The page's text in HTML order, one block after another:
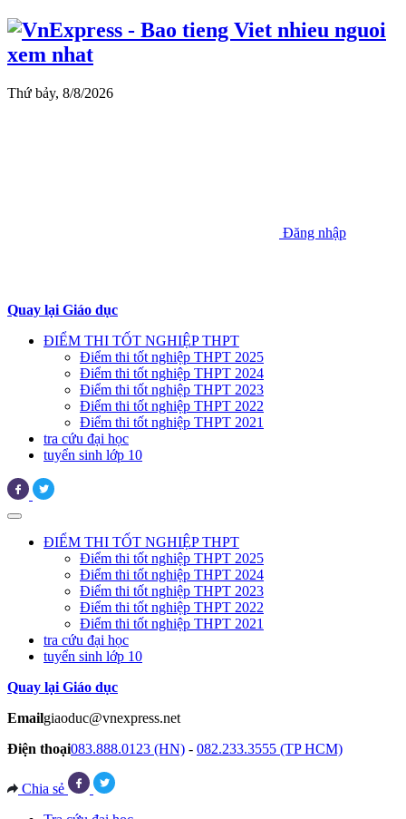
Thứ bảy, 8/8/2026
Đăng nhập
Quay lại Giáo dục
ĐIỂM THI TỐT NGHIỆP THPT
Điểm thi tốt nghiệp THPT 2025
Điểm thi tốt nghiệp THPT 2024
Điểm thi tốt nghiệp THPT 2023
Điểm thi tốt nghiệp THPT 2022
Điểm thi tốt nghiệp THPT 2021
tra cứu đại học
tuyển sinh lớp 10
ĐIỂM THI TỐT NGHIỆP THPT
Điểm thi tốt nghiệp THPT 2025
Điểm thi tốt nghiệp THPT 2024
Điểm thi tốt nghiệp THPT 2023
Điểm thi tốt nghiệp THPT 2022
Điểm thi tốt nghiệp THPT 2021
tra cứu đại học
tuyển sinh lớp 10
Quay lại Giáo dục
Emailgiaoduc@vnexpress.net
Điện thoại083.888.0123 (HN) - 082.233.3555 (TP HCM)
Chia sẻ